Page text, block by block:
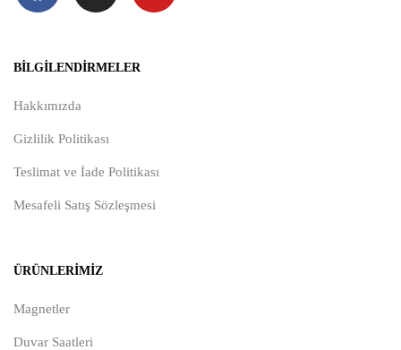
BILGILENDIRMELER
Hakkımızda
Gizlilik Politikası
Teslimat ve İade Politikası
Mesafeli Satış Sözleşmesi
ÜRÜNLERIMIZ
Magnetler
Duvar Saatleri